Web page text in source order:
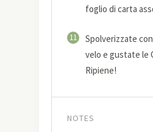
foglio di carta
11
Spolverizzate
velo e gustate le
Ripiene!
NOTES